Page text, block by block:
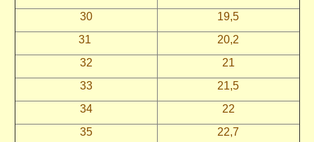
30
19,5
31
20,2
32
21
33
21,5
34
22
35
22,7